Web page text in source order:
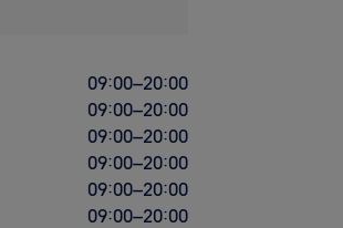
09:00–20:00
09:00–20:00
09:00–20:00
09:00–20:00
09:00–20:00
09:00–20:00